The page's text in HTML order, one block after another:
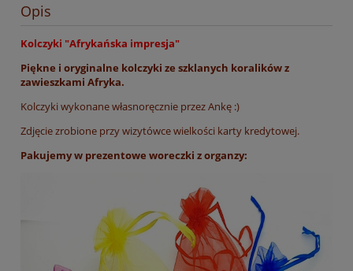
Opis
Kolczyki "Afrykańska impresja"
Piękne i oryginalne kolczyki ze szklanych koralików z
zawieszkami Afryka.
Kolczyki wykonane własnoręcznie przez Ankę :)
Zdjęcie zrobione przy wizytówce wielkości karty kredytowej.
Pakujemy w prezentowe woreczki z organzy: